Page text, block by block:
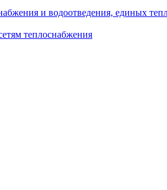
и водоотведения, единых
теплоснабжения